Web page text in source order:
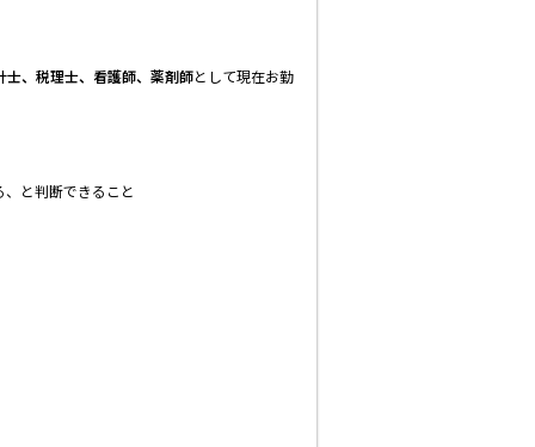
士、税理士、看護師、薬剤師として現在お勤
と判断できること